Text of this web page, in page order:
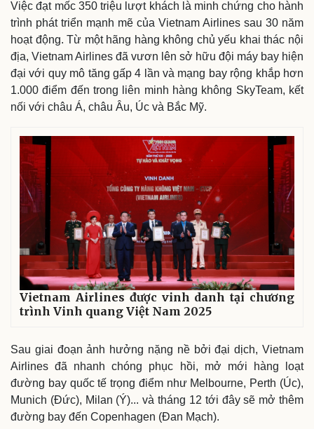
Việc đạt mốc 350 triệu lượt khách là minh chứng cho hành
trình phát triển mạnh mẽ của Vietnam Airlines sau 30 năm
hoạt động. Từ một hãng hàng không chủ yếu khai thác nội
địa, Vietnam Airlines đã vươn lên sở hữu đội máy bay hiện
đại với quy mô tăng gấp 4 lần và mạng bay rộng khắp hơn
1.000 điểm đến trong liên minh hàng không SkyTeam, kết
nối với châu Á, châu Âu, Úc và Bắc Mỹ.
Vietnam Airlines được vinh danh tại chương
trình Vinh quang Việt Nam 2025
Sau giai đoạn ảnh hưởng nặng nề bởi đại dịch, Vietnam
Airlines đã nhanh chóng phục hồi, mở mới hàng loạt
đường bay quốc tế trọng điểm như Melbourne, Perth (Úc),
Munich (Đức), Milan (Ý)... và tháng 12 tới đây sẽ mở thêm
đường bay đến Copenhagen (Đan Mạch).